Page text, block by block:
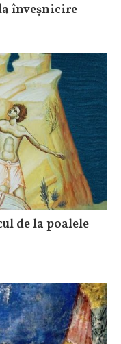
înveșnicire
de la poalele